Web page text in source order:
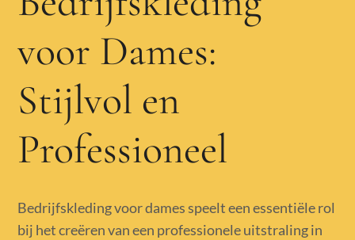
voor Dames:
Stijlvol en
Professioneel
Bedrijfskleding voor dames speelt een essentiële rol
bij het creëren van een professionele uitstraling in